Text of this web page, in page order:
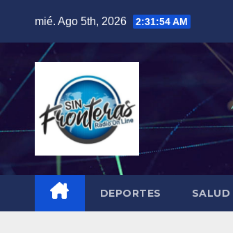
mié. Ago 5th, 2026 2:31:55 AM
DEPORTES SALUD